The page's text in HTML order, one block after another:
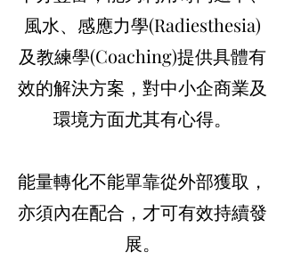
風水、感應力學(Radiesthesia)
及教練學(Coaching)提供具體有
效的解決方案，對中小企商業及
環境方面尤其有心得。
能量轉化不能單靠從外部獲取，
亦須內在配合，才可有效持續發
展。